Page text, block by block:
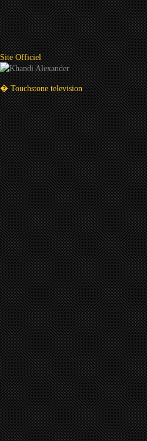
Site Officiel
� Touchstone television